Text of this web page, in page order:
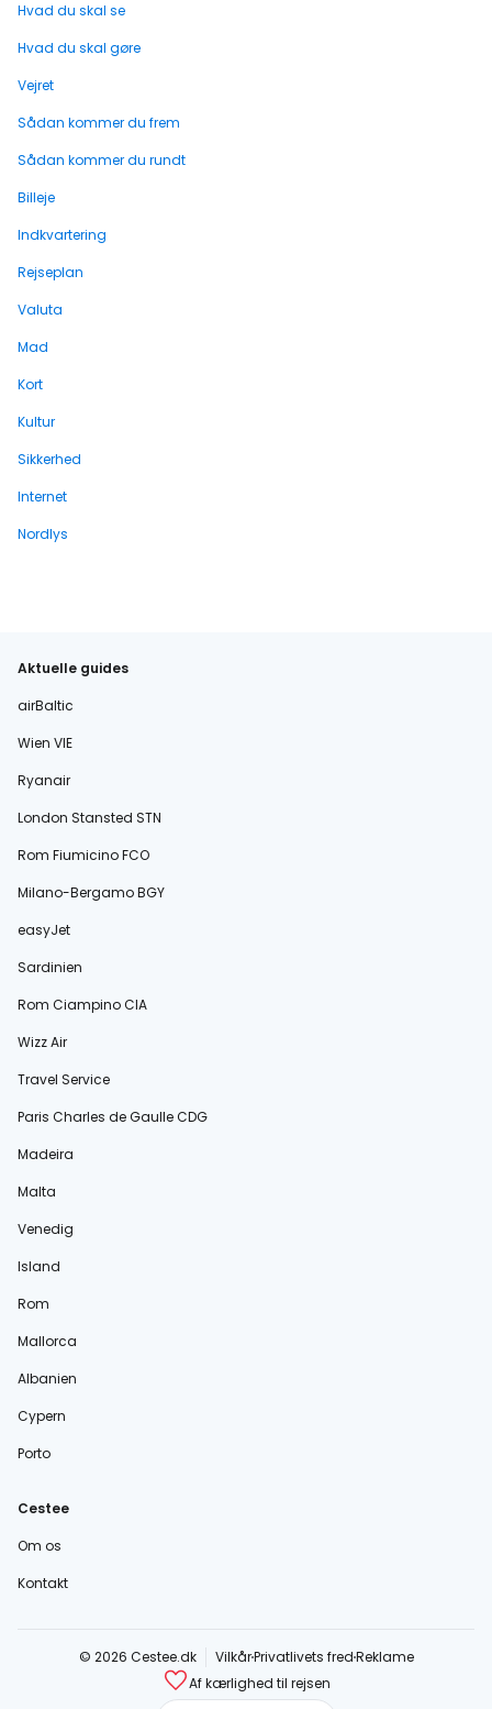
Hvad du skal se
Hvad du skal gøre
Vejret
Sådan kommer du frem
Sådan kommer du rundt
Billeje
Indkvartering
Rejseplan
Valuta
Mad
Kort
Kultur
Sikkerhed
Internet
Nordlys
Aktuelle guides
airBaltic
Wien VIE
Ryanair
London Stansted STN
Rom Fiumicino FCO
Milano-Bergamo BGY
easyJet
Sardinien
Rom Ciampino CIA
Wizz Air
Travel Service
Paris Charles de Gaulle CDG
Madeira
Malta
Venedig
Island
Rom
Mallorca
Albanien
Cypern
Porto
Cestee
Om os
Kontakt
© 2026 Cestee.dk VilkårPrivatlivets fredReklame
Af kærlighed til rejsen
cestee.com